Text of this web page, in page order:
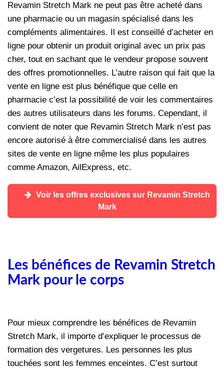
Revamin Stretch Mark ne peut pas être acheté dans
une pharmacie ou un magasin spécialisé dans les
compléments alimentaires. Il est conseillé d’acheter en
ligne pour obtenir un produit original avec un prix pas
cher, tout en sachant que le vendeur propose souvent
des offres promotionnelles. L’autre raison qui fait que la
vente en ligne est plus bénéfique que celle en
pharmacie c’est la possibilité de voir les commentaires
des autres utilisateurs dans les forums. Cependant, il
convient de noter que Revamin Stretch Mark n’est pas
encore autorisé à être commercialisé dans les autres
sites de vente en ligne même les plus populaires
comme Amazon, AilExpress, etc.
Voir les offres exclusives sur Revamin Stretch
Mark
Les bénéfices de Revamin Stretch
Mark pour le corps
Pour mieux comprendre les bénéfices de Revamin
Stretch Mark, il importe d’expliquer le processus de
formation des vergetures. Les personnes les plus
touchées sont les femmes enceintes. C’est surtout